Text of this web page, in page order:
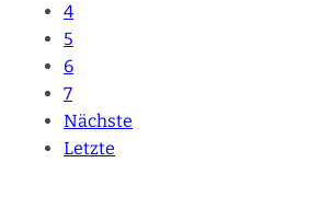
4
5
6
7
Nächste
Letzte